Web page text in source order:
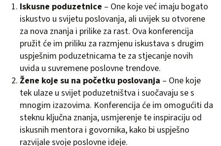
Iskusne poduzetnice – One koje već imaju bogato
iskustvo u svijetu poslovanja, ali uvijek su otvorene
za nova znanja i prilike za rast. Ova konferencija
pružit će im priliku za razmjenu iskustava s drugim
uspješnim poduzetnicama te za stjecanje novih
uvida u suvremene poslovne trendove.
Žene koje su na početku poslovanja – One koje
tek ulaze u svijet poduzetništva i suočavaju se s
mnogim izazovima. Konferencija će im omogućiti da
steknu ključna znanja, usmjerenje te inspiraciju od
iskusnih mentora i govornika, kako bi uspješno
razvijale svoje poslovne ideje.